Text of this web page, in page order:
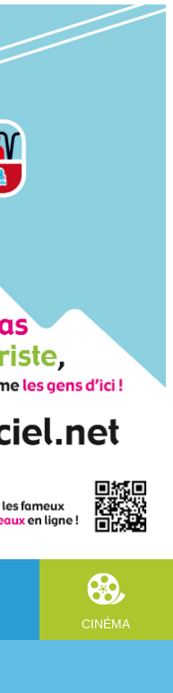
CINÉMA